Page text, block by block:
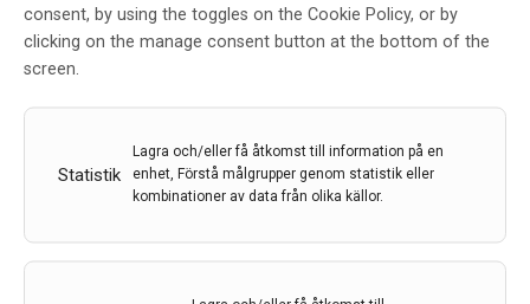
consent, by using the toggles on the Cookie Policy, or by
clicking on the manage consent button at the bottom of the
screen.
Statistik
Lagra och/eller få åtkomst till information på en
enhet, Förstå målgrupper genom statistik eller
kombinationer av data från olika källor.
Gener påverkar om spädbarn tittar mest på
ansikten eller icke-sociala objekt
mobiltelefoner styrs till stor del av generna. Det har
forskare vid Uppsala universitet och Karolinska